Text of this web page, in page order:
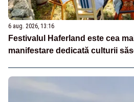
6 aug. 2026, 13:16
Festivalul Haferland este cea
manifestare dedicată culturii